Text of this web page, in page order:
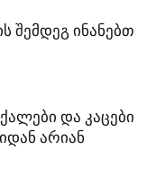
შემდეგ ინანებთ
და კაცები
არიან